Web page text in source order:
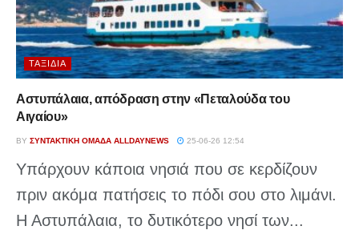
ΤΑΞΊΔΙΑ
Αστυπάλαια, απόδραση στην «Πεταλούδα του
Αιγαίου»
BY ΣΥΝΤΑΚΤΙΚΉ ΟΜΆΔΑ ALLDAYNEWS 25-06-26 12:54
Υπάρχουν κάποια νησιά που σε κερδίζουν
πριν ακόμα πατήσεις το πόδι σου στο λιμάνι.
Η Αστυπάλαια, το δυτικότερο νησί των...